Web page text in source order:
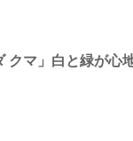
クマ」白と緑が心